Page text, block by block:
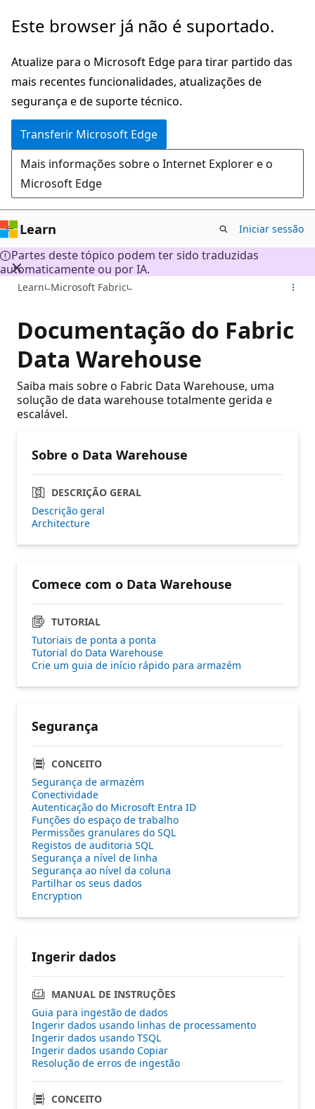
Saltar
o
conteúdo
principal
Este browser já não é suportado.
Atualize para o Microsoft Edge para tirar partido das
mais recentes funcionalidades, atualizações de
segurança e de suporte técnico.
Transferir Microsoft Edge
Mais informações sobre o Internet Explorer e o
Microsoft Edge
Learn Iniciar sessão
Partes deste tópico podem ter sido traduzidas
automaticamente ou por IA.
Learn Microsoft Fabric
Documentação do Fabric
Data Warehouse
Saiba mais sobre o Fabric Data Warehouse, uma
solução de data warehouse totalmente gerida e
escalável.
Sobre o Data Warehouse
DESCRIÇÃO GERAL
Descrição geral
Architecture
Comece com o Data Warehouse
TUTORIAL
Tutoriais de ponta a ponta
Tutorial do Data Warehouse
Crie um guia de início rápido para armazém
Segurança
CONCEITO
Segurança de armazém
Conectividade
Autenticação do Microsoft Entra ID
Funções do espaço de trabalho
Permissões granulares do SQL
Registos de auditoria SQL
Segurança a nível de linha
Segurança ao nível da coluna
Partilhar os seus dados
Encryption
Ingerir dados
MANUAL DE INSTRUÇÕES
Guia para ingestão de dados
Ingerir dados usando linhas de processamento
Ingerir dados usando TSQL
Ingerir dados usando Copiar
Resolução de erros de ingestão
CONCEITO